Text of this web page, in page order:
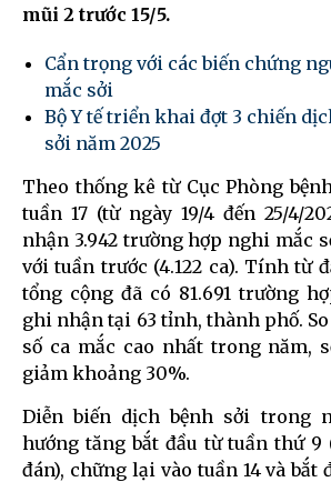
mũi 2 trước 15/5.
Cẩn trọng với các biến chứng
mắc sởi
Bộ Y tế triển khai đợt 3 chiến
sởi năm 2025
Theo thống kê từ Cục Phòng
tuần 17 (từ ngày 19/4 đến 25/4/
nhận 3.942 trường hợp nghi mắc
với tuần trước (4.122 ca). Tính từ
tổng cộng đã có 81.691 trường
ghi nhận tại 63 tỉnh, thành phố.
số ca mắc cao nhất trong năm,
giảm khoảng 30%.
Diễn biến dịch bệnh sởi trong
hướng tăng bắt đầu từ tuần thứ 9
đán), chững lại vào tuần 14 và bắt